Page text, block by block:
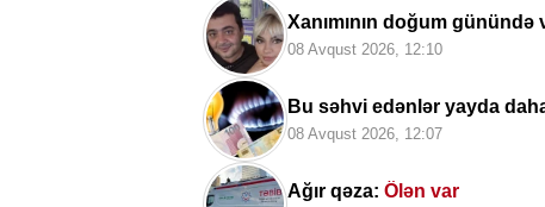
Xanımının doğum günündə
08 Avqust 2026, 12:10
Bu səhvi edənlər yayda
08 Avqust 2026, 12:07
Ağır qəza:Ölən var